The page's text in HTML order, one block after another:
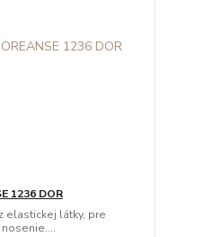
1236 DOR
elastickej látky, pre